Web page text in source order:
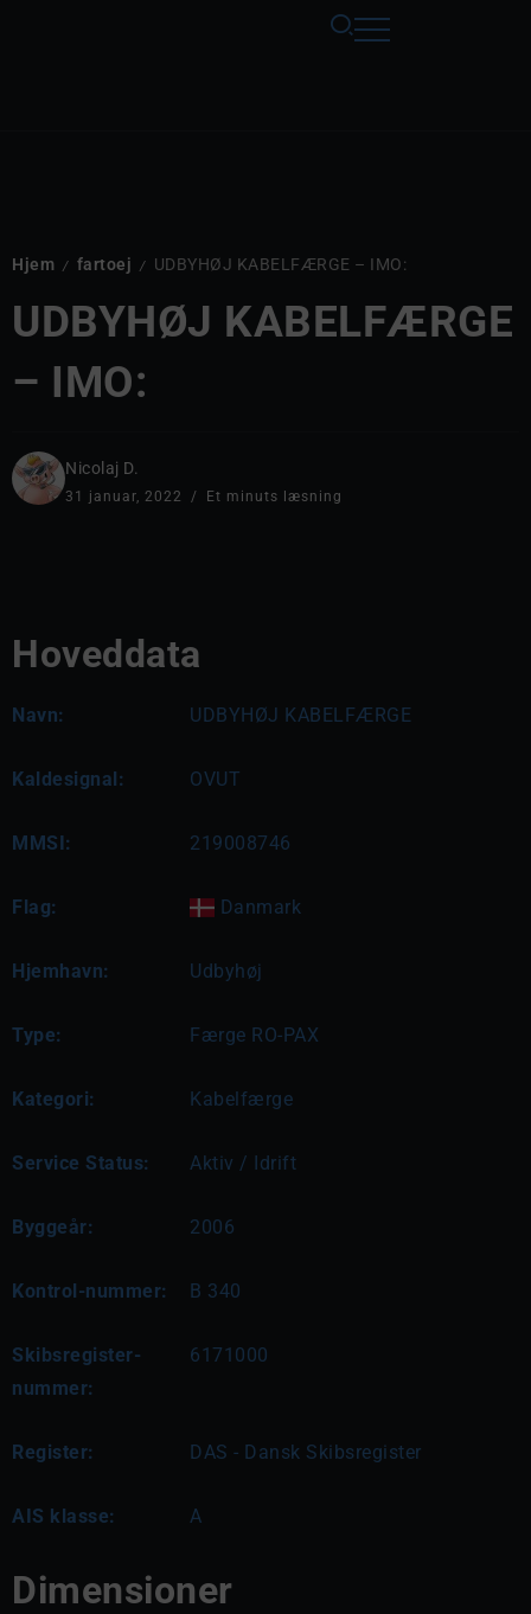
Hjem / fartoej / UDBYHØJ KABELFÆRGE – IMO:
UDBYHØJ KABELFÆRGE
– IMO:
Nicolaj D.
31 januar, 2022 Et minuts læsning
Hoveddata
Navn: UDBYHØJ KABELFÆRGE
Kaldesignal: OVUT
MMSI: 219008746
Flag: Danmark
Hjemhavn: Udbyhøj
Type: Færge RO-PAX
Kategori: Kabelfærge
Service Status: Aktiv / Idrift
Byggeår: 2006
Kontrol-nummer: B 340
Skibsregister-
nummer:
6171000
Register: DAS - Dansk Skibsregister
AIS klasse: A
Dimensioner